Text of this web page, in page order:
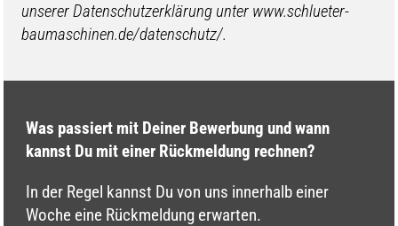
unserer Datenschutzerklärung unter www.schlueter-
baumaschinen.de/datenschutz/.
Was passiert mit Deiner Bewerbung und wann
kannst Du mit einer Rückmeldung rechnen?
In der Regel kannst Du von uns innerhalb einer
Woche eine Rückmeldung erwarten.